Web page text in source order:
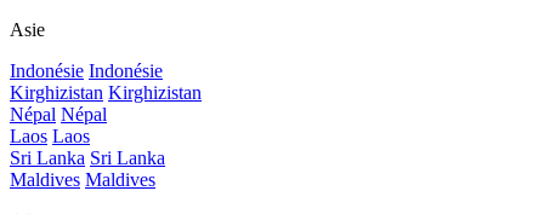
Asie
Indonésie Indonésie
Kirghizistan Kirghizistan
Népal Népal
Laos Laos
Sri Lanka Sri Lanka
Maldives Maldives